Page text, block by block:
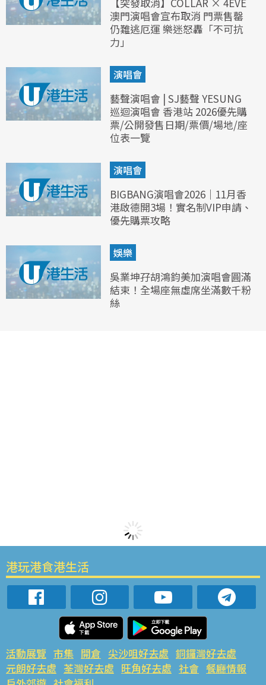
澳門演唱會宣布取消 門票售罄
仍難逃厄運 樂迷怒轟「不可抗
力」
演唱會
藝聲演唱會 | SJ藝聲 YESUNG
巡迴演唱會 香港站 2026優先購
票/公開發售日期/票價/場地/座
位表一覽
演唱會
BIGBANG演唱會2026｜11月香
港啟德開3場！實名制VIP申請、
優先購票攻略
娛樂
吳業坤孖胡鴻鈞美加演唱會圓滿
結束！全場座無虛席坐滿數千粉
絲
港玩港食港生活
活動展覽 市集 開倉 尖沙咀好去處 銅鑼灣好去處
元朗好去處 荃灣好去處 旺角好去處 社會 餐廳情報